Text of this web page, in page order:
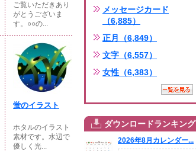
ご覧いただきあり
がとうございま
す。○○の...
蛍のイラスト
ホタルのイラスト
素材です。水辺で
優しく光...
メッセージカード
（6,885）
正月（6,849）
文字（6,557）
女性（6,383）
ダウンロードランキング
2026年8月カレンダー...